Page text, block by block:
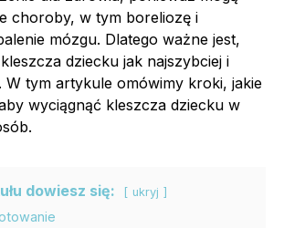
choroby, w tym boreliozę i
mózgu. Dlatego ważne jest,
dziecku jak najszybciej i
W tym artykule omówimy kroki, jakie
wyciągnąć kleszcza dziecku w
dowiesz się: ukryj